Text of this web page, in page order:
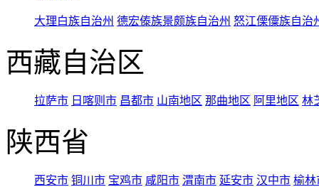
大理白族自治州 德宏傣族景颇族自治州 怒江傈僳族自治
西藏自治区
拉萨市 日喀则市 昌都市 山南地区 那曲地区 阿里地区 林
陕西省
西安市 铜川市 宝鸡市 咸阳市 渭南市 延安市 汉中市 榆林